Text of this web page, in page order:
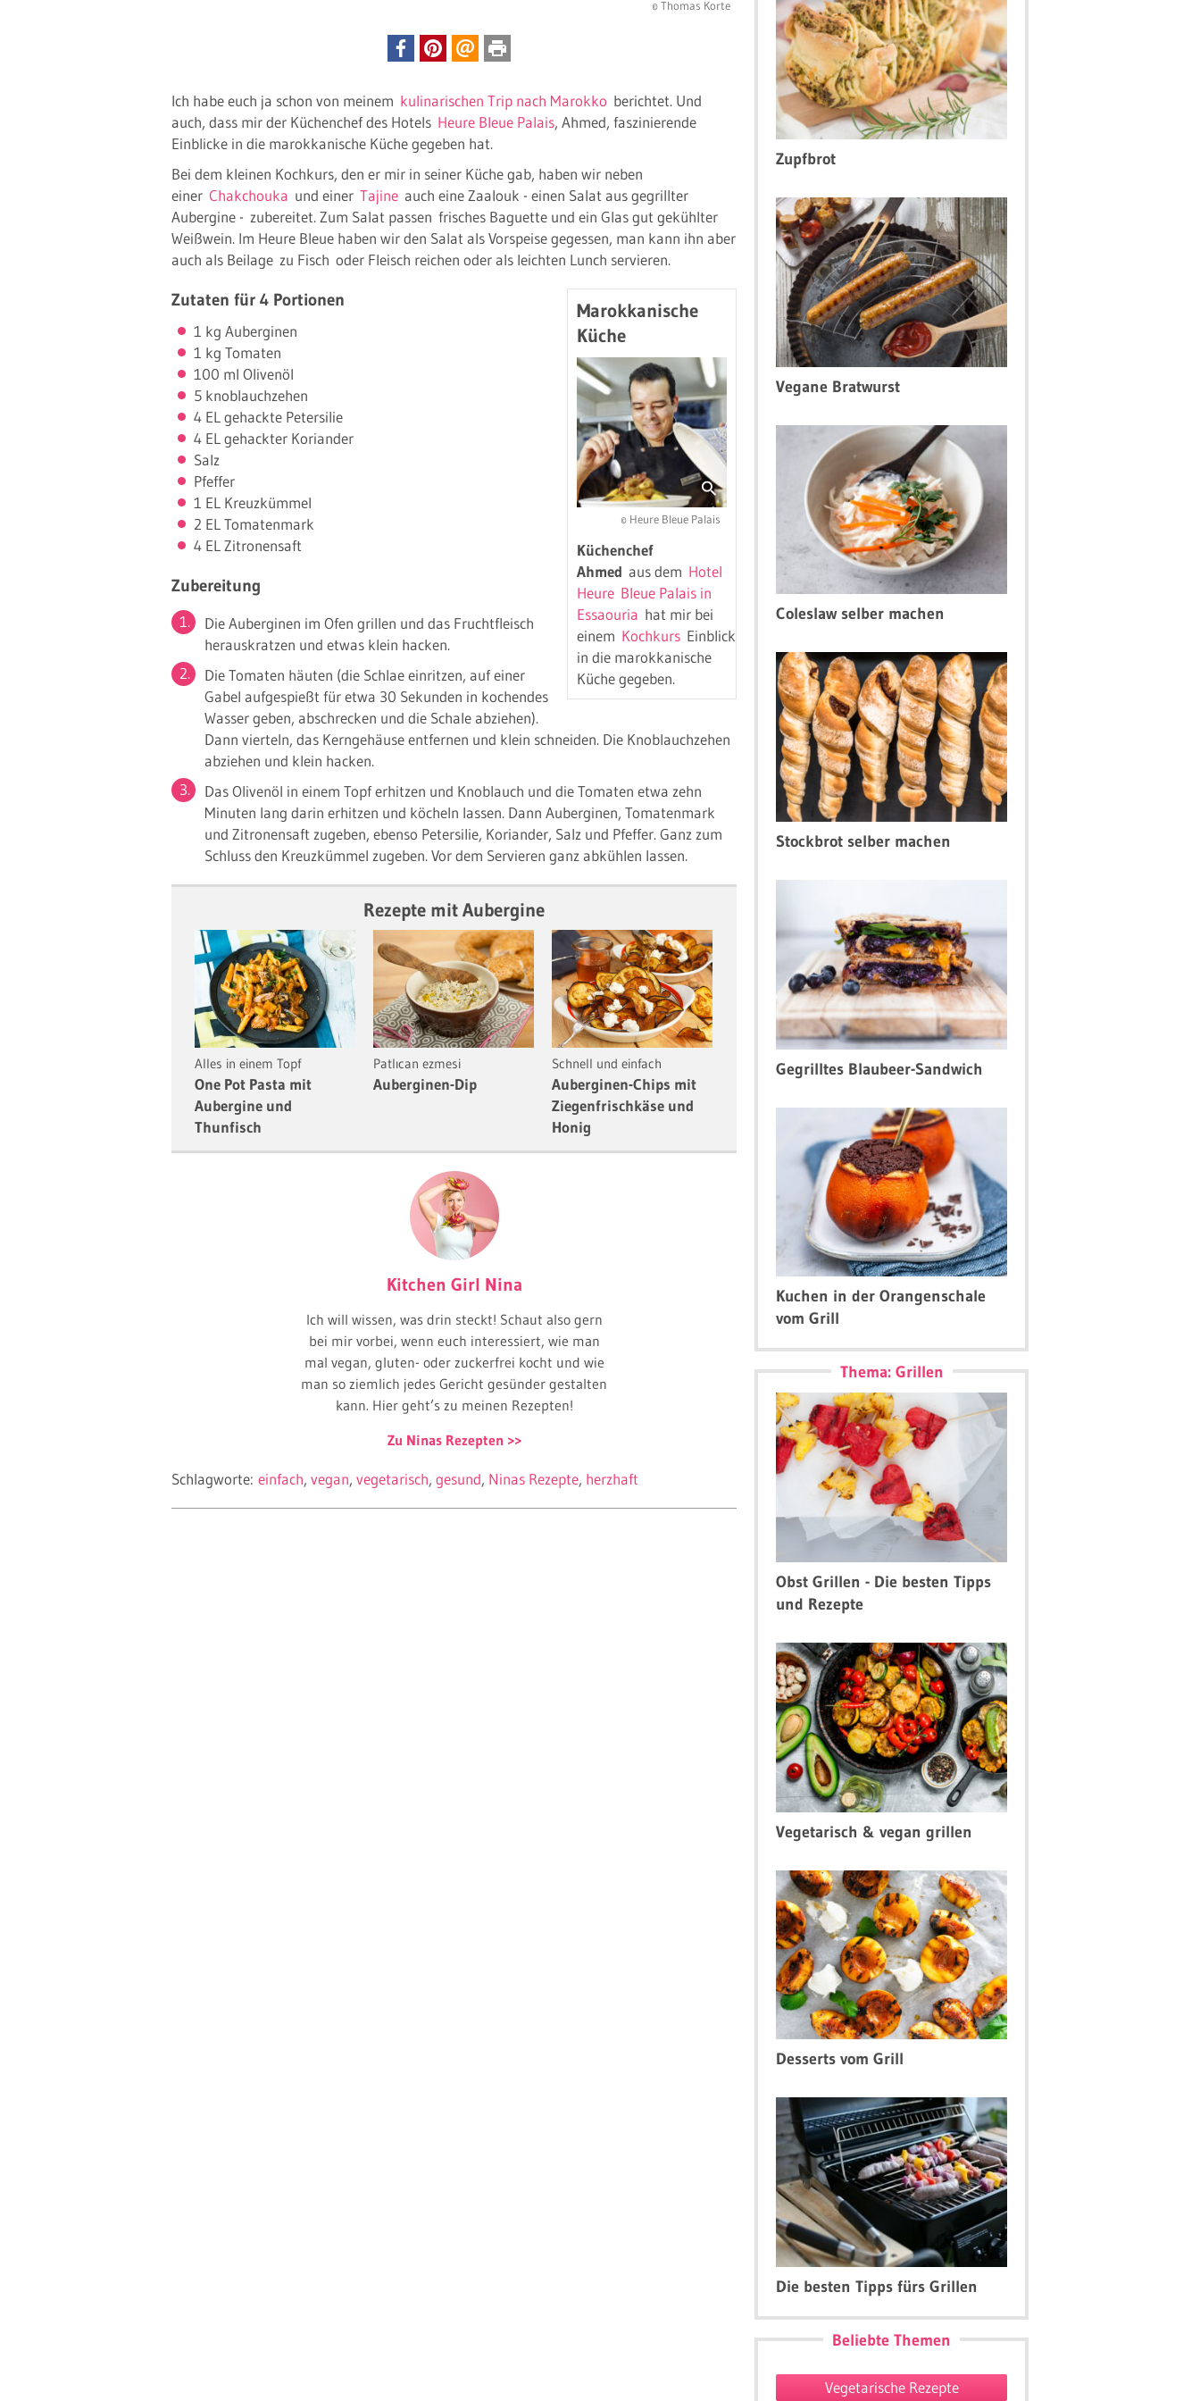
© Thomas Korte
Ich habe euch ja schon von meinem kulinarischen Trip nach Marokko berichtet. Und
auch, dass mir der Küchenchef des Hotels Heure Bleue Palais, Ahmed, faszinierende
Einblicke in die marokkanische Küche gegeben hat.
Bei dem kleinen Kochkurs, den er mir in seiner Küche gab, haben wir neben
einer Chakchouka und einer Tajine auch eine Zaalouk - einen Salat aus gegrillter
Aubergine - zubereitet. Zum Salat passen frisches Baguette und ein Glas gut gekühlter
Weißwein. Im Heure Bleue haben wir den Salat als Vorspeise gegessen, man kann ihn aber
auch als Beilage zu Fisch oder Fleisch reichen oder als leichten Lunch servieren.
Marokkanische
Küche
© Heure Bleue Palais
Küchenchef
Ahmed aus dem Hotel
Heure Bleue Palais in
Essaouria hat mir bei
einem Kochkurs Einblicke
in die marokkanische
Küche gegeben.
Zutaten für 4 Portionen
1 kg Auberginen
1 kg Tomaten
100 ml Olivenöl
5 knoblauchzehen
4 EL gehackte Petersilie
4 EL gehackter Koriander
Salz
Pfeffer
1 EL Kreuzkümmel
2 EL Tomatenmark
4 EL Zitronensaft
Zubereitung
Die Auberginen im Ofen grillen und das Fruchtfleisch
herauskratzen und etwas klein hacken.
Die Tomaten häuten (die Schlae einritzen, auf einer
Gabel aufgespießt für etwa 30 Sekunden in kochendes
Wasser geben, abschrecken und die Schale abziehen).
Dann vierteln, das Kerngehäuse entfernen und klein schneiden. Die Knoblauchzehen
abziehen und klein hacken.
Das Olivenöl in einem Topf erhitzen und Knoblauch und die Tomaten etwa zehn
Minuten lang darin erhitzen und köcheln lassen. Dann Auberginen, Tomatenmark
und Zitronensaft zugeben, ebenso Petersilie, Koriander, Salz und Pfeffer. Ganz zum
Schluss den Kreuzkümmel zugeben. Vor dem Servieren ganz abkühlen lassen.
Rezepte mit Aubergine
Alles in einem Topf
One Pot Pasta mit
Aubergine und
Thunfisch
Patlıcan ezmesi
Auberginen-Dip
Schnell und einfach
Auberginen-Chips mit
Ziegenfrischkäse und
Honig
Kitchen Girl Nina
Ich will wissen, was drin steckt! Schaut also gern
bei mir vorbei, wenn euch interessiert, wie man
mal vegan, gluten- oder zuckerfrei kocht und wie
man so ziemlich jedes Gericht gesünder gestalten
kann. Hier geht’s zu meinen Rezepten!
Zu Ninas Rezepten
Schlagworte: einfach vegan vegetarisch gesund Ninas Rezepte herzhaft
Zupfbrot
Vegane Bratwurst
Coleslaw selber machen
Stockbrot selber machen
Gegrilltes Blaubeer-Sandwich
Kuchen in der Orangenschale
vom Grill
Thema: Grillen
Obst Grillen - Die besten Tipps
und Rezepte
Vegetarisch & vegan grillen
Desserts vom Grill
Die besten Tipps fürs Grillen
Beliebte Themen
Vegetarische Rezepte